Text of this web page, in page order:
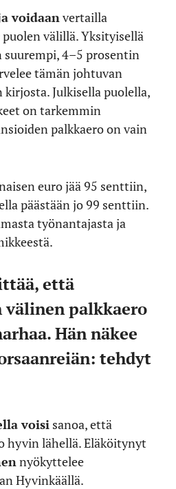
voidaan vertailla
välillä. Yksityisellä
suurempi, 4–5 prosentin
tämän johtuvan
Julkisella puolella,
on tarkemmin
palkkaero on vain
euro jää 95 senttiin,
päästään jo 99 senttiin.
työnantajasta ja
että
palkkaero
Hän näkee
tehdyt
voisi sanoa, että
hyvin lähellä. Eläköitynyt
nyökyttelee
Hyvinkäällä.